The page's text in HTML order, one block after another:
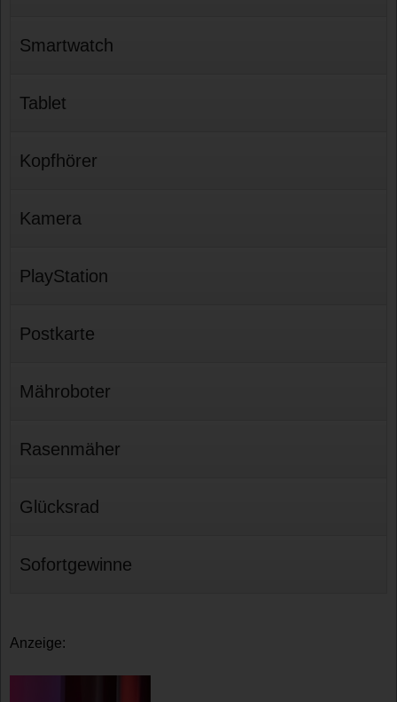
Smartwatch
Tablet
Kopfhörer
Kamera
PlayStation
Postkarte
Mähroboter
Rasenmäher
Glücksrad
Sofortgewinne
Anzeige: